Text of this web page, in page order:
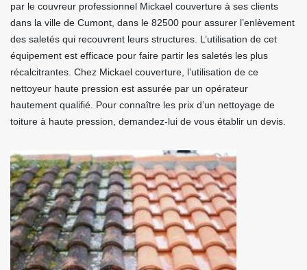
par le couvreur professionnel Mickael couverture à ses clients
dans la ville de Cumont, dans le 82500 pour assurer l’enlèvement
des saletés qui recouvrent leurs structures. L’utilisation de cet
équipement est efficace pour faire partir les saletés les plus
récalcitrantes. Chez Mickael couverture, l’utilisation de ce
nettoyeur haute pression est assurée par un opérateur
hautement qualifié. Pour connaître les prix d’un nettoyage de
toiture à haute pression, demandez-lui de vous établir un devis.